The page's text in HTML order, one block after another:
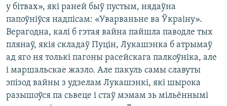
у бітвах», які раней быў пустым, нядаўна
папоўніўся надпісам: «Уварваньне ва Ўкраіну».
Верагодна, калі б гэтая вайна пайшла паводле тых
плянаў, якія складаў Пуцін, Лукашэнка б атрымаў
ад яго ня толькі пагоны расейскага палкоўніка, але
і маршальскае жазло. Але пакуль самы славуты
эпізод вайны з удзелам Лукашэнкі, які шырока
разышоўся па сьвеце і стаў мэмам зь мільённымі